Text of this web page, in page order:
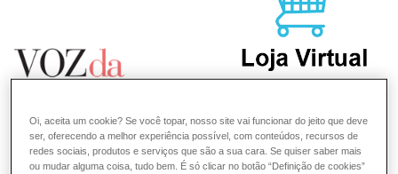
Oi, aceita um cookie? Se você topar, nosso site vai funcionar do jeito que deve
ser, oferecendo a melhor experiência possível, com conteúdos, recursos de
redes sociais, produtos e serviços que são a sua cara. Se quiser saber mais
ou mudar alguma coisa, tudo bem. É só clicar no botão “Definição de cookies”